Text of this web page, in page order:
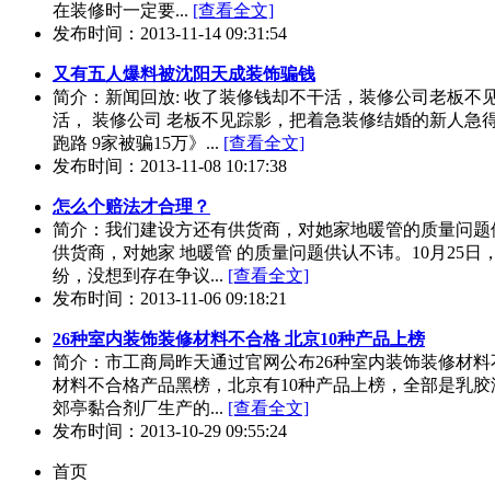
在装修时一定要... [查看全文]
发布时间：2013-11-14 09:31:54
又有五人爆料被沈阳天成装饰骗钱
简介：新闻回放: 收了装修钱却不干活，装修公司老板
活， 装修公司 老板不见踪影，把着急装修结婚的新人急
跑路 9家被骗15万》... [查看全文]
发布时间：2013-11-08 10:17:38
怎么个赔法才合理？
简介：我们建设方还有供货商，对她家地暖管的质量问
供货商，对她家 地暖管 的质量问题供认不讳。10月25
纷，没想到存在争议... [查看全文]
发布时间：2013-11-06 09:18:21
26种室内装饰装修材料不合格 北京10种产品上榜
简介：市工商局昨天通过官网公布26种室内装饰装修材
材料不合格产品黑榜，北京有10种产品上榜，全部是乳
郊亭黏合剂厂生产的... [查看全文]
发布时间：2013-10-29 09:55:24
首页